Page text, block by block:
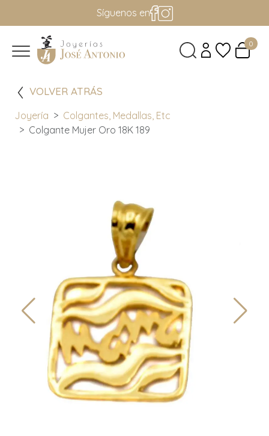
Síguenos en
0
VOLVER ATRÁS
Joyería
Colgantes, Medallas, Etc
Colgante Mujer Oro 18K 189